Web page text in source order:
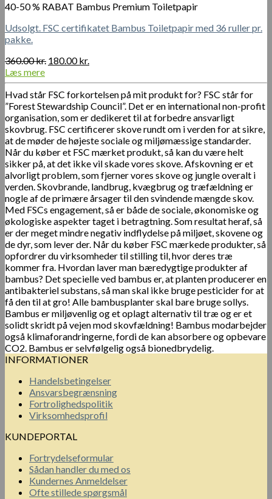
40-50 % RABAT Bambus Premium Toiletpapir
Udsolgt. FSC certifikatet Bambus Toiletpapir med 36 ruller pr.
pakke.
360.00kr. Den
pris
var:
360.00 kr..
180.00kr.
pris
er:
180.00 kr..
Læs mere
Hvad står FSC forkortelsen på mit produkt for? FSC står for
”Forest Stewardship Council”. Det er en international non-profit
organisation, som er dedikeret til at forbedre ansvarligt
skovbrug. FSC certificerer skove rundt om i verden for at sikre,
at de møder de højeste sociale og miljømæssige standarder.
Når du køber et FSC mærket produkt, så kan du være helt
sikker på, at det ikke vil skade vores skove. Afskovning er et
alvorligt problem, som fjerner vores skove og jungle overalt i
verden. Skovbrande, landbrug, kvægbrug og træfældning er
nogle af de primære årsager til den svindende mængde skov.
Med FSCs engagement, så er både de sociale, økonomiske og
økologiske aspekter taget i betragtning. Som resultat heraf, så
er der meget mindre negativ indflydelse på miljøet, skovene og
de dyr, som lever der. Når du køber FSC mærkede produkter, så
opfordrer du virksomheder til stilling til, hvor deres træ
kommer fra. Hvordan laver man bæredygtige produkter af
bambus? Det specielle ved bambus er, at planten producerer en
antibakteriel substans, så man skal ikke bruge pesticider for at
få den til at gro! Alle bambusplanter skal bare bruge sollys.
Bambus er miljøvenlig og et oplagt alternativ til træ og er et
solidt skridt på vejen mod skovfældning! Bambus modarbejder
også klimaforandringerne, fordi de kan absorbere og opbevare
CO2. Bambus er selvfølgelig også bionedbrydelig.
INFORMATIONER
Handelsbetingelser
Ansvarsbegrænsning
Fortrolighedspolitik
Virksomhedsprofil
KUNDEPORTAL
Fortrydelseformular
Sådan handler du med os
Kundernes Anmeldelser
Ofte stillede spørgsmål